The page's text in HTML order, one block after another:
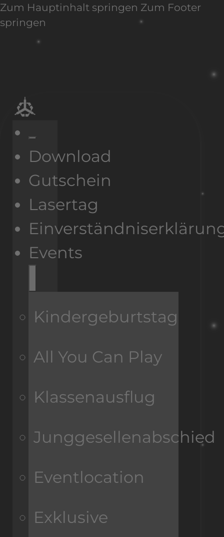
Zum Hauptinhalt springen Zum Footer
springen
Download
Gutschein
Lasertag
Events
Kindergeburtstag
All You Can Play
Klassenausflug
Junggesellenabschied
Eventlocation
Exklusive